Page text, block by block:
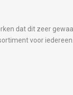
dat dit zeer
voor